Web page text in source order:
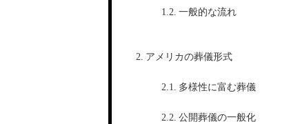
一般的な流れ
アメリカの葬儀形式
多様性に富む葬儀
公開葬儀の一般化